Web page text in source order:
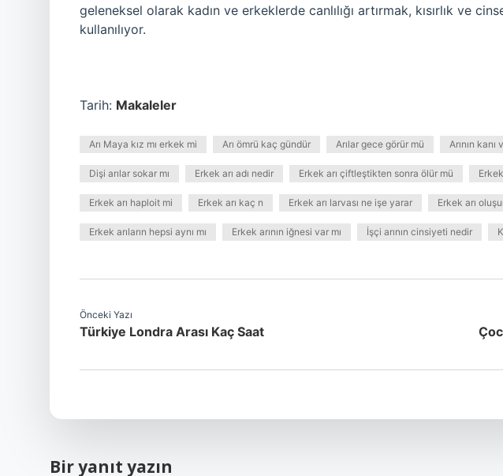
geleneksel olarak kadın ve erkeklerde canlılığı artırmak, kısırlık ve
kullanılıyor.
Tarih: Makaleler
Arı Maya kız mı erkek mi Arı ömrü kaç gündür Arılar gece görür mü Arının kanı
Dişi arılar sokar mı Erkek arı adı nedir Erkek arı çiftleştikten sonra ölür mü
Erkek arı haploit mi Erkek arı kaç n Erkek arı larvası ne işe yarar Erkek arı
Erkek arıların hepsi aynı mı Erkek arının iğnesi var mı İşçi arının cinsiyeti nedir
Önceki Yazı
Türkiye Londra Arası Kaç Saat
Bir yanıt yazın